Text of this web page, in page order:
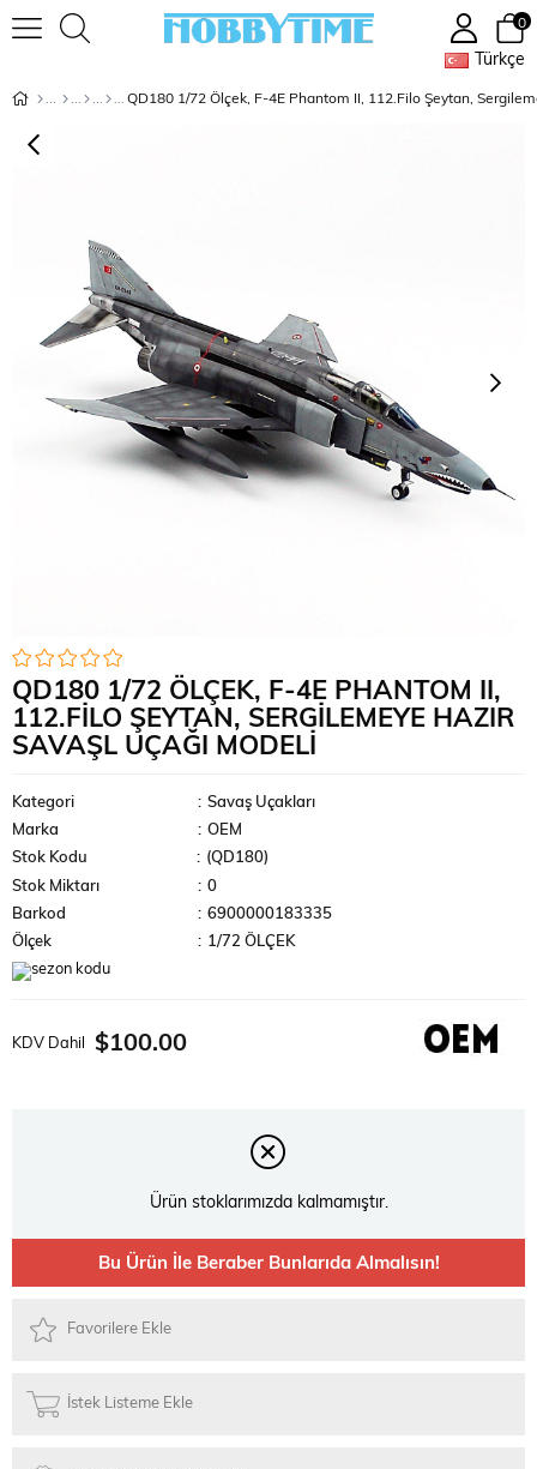
Türkçe
0
QD180 1/72 ÖLÇEK, F-4E PHANTOM II,
112.FILO ŞEYTAN, SERGILEMEYE HAZIR
SAVAŞL UÇAĞI MODELI
Kategori : Savaş Uçakları
Marka
: OEM
Stok Kodu
(QD180)
Stok Miktarı
: 0
Barkod
: 6900000183335
Ölçek
: 1/72 ÖLÇEK
KDV Dahil $100.00
Ürün stoklarımızda kalmamıştır.
Bu Ürün İle Beraber Bunlarıda Almalısın!
Favorilere Ekle
İstek Listeme Ekle